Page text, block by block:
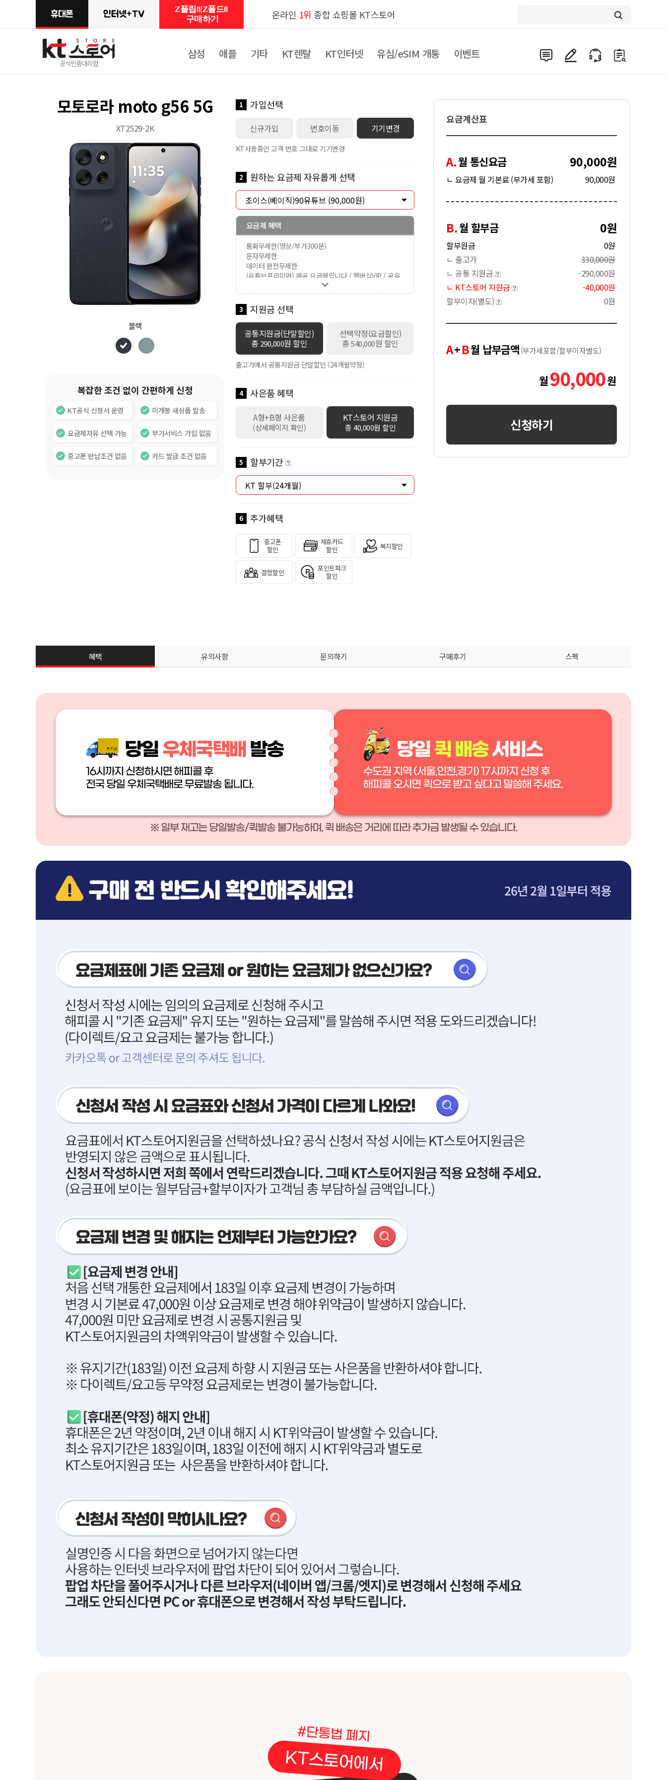
온라인 1위 종합 쇼핑몰 KT스토어
삼성 애플 기타 KT렌탈 KT인터넷 유심/eSIM 개통 이벤트
Z플립8|Z폴드8
구매하기
모토로라 moto g56 5G
XT2529-2K
블랙
복잡한 조건 없이 간편하게 신청
KT공식 신청서 운영 미개봉 새상품 발송
요금제자유 선택 가능 부가서비스 가입 없음
중고폰 반납조건 없음 카드 발급 조건 없음
1 가입선택
신규가입 번호이동 기기변경
KT사용중인 고객 번호 그대로 기기변경
2 원하는 요금제 자유롭게 선택
요금제 혜택
통화무제한(영상/부가300분)
문자무제한
데이터 완전무제한
(유튜브프리미엄) 제공 요금제입니다 / 멤버십VIP / 공유
데이터 60GB 제공 / 로밍데이터 100Kbps / 데이터쉐어
링 1회선 무료 / 만 18세 이하 가입시 스쿨덤(공유데이터
2배 제공+스마트기기 or 데이터쉐어링 1회선 무료+안심
박스)자동적용 / 만19세이상 ~ 만34세이하 가입시 Y덤(공
유데이터 2배 제공+스마트기기 or 데이터쉐어링 1회선
무료)자동적용

3 지원금 선택
공통지원금(단말할인)
총 290,000원 할인
선택약정(요금할인)
총540,000원 할인
출고가에서 공통지원금 단말할인 (24개월약정)
4 사은품 혜택
A형+B형 사은품
(상세페이지 확인)
KT스토어 지원금
총 40,000원 할인
5 할부기간
6 추가혜택
중고폰
할인
제휴카드
할인
복지할인
결합할인
포인트파크
할인
요금계산표
A.월 통신요금 90,000원
ㄴ 요금제 월 기본료 (부가세 포함) 90,000원
B.월 할부금 0원
할부원금
0원
ㄴ 출고가
330,000원
ㄴ 공통 지원금
-290,000원
ㄴ KT스토어 지원금
-40,000원
할부이자(별도)
0원
A+B월 납부금액(부가세포함/할부이자별도)
월90,000원
신청하기
혜택 유의사항 문의하기 구매후기 스펙